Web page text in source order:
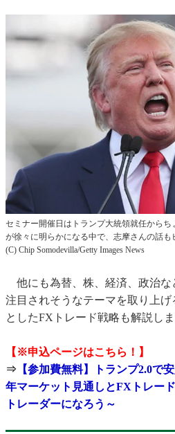
セミナー開催日はトランプ大統領就任から
が徐々に明らかになる中で、志摩さんの話
(C) Chip Somodevilla/Getty Images News
他にも為替、株、経済、政治な
注目されそうなテーマを取り上
としたFXトレード戦略も解説しま
【※申込ページはこちら！】
⇒ 【参加費無料】トランプ2.0で
年マーケット見通しとFXトレー
トレーダーになろう～